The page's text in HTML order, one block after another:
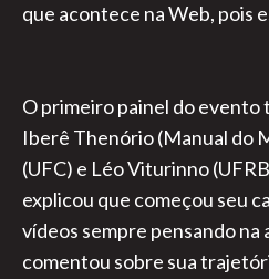
que acontece na Web, pois
O primeiro painel do evento
Iberê Thenório (Manual do
(UFC) e Léo Viturinno
explicou que começou seu
vídeos sempre pensando na
comentou sobre sua